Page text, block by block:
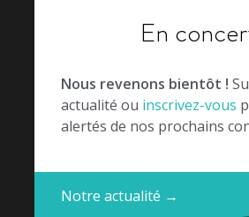
En
Nous revenons bientôt !
actualité ou inscrivez-vous
alertés de nos prochains
Notre actualité →